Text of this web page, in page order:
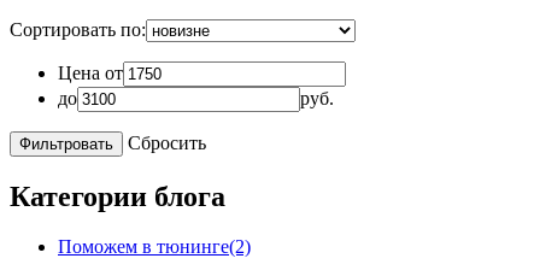
Сортировать по:
Цена от
до
руб.
Сбросить
Категории блога
Поможем в тюнинге(2)